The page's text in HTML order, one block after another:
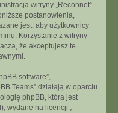
witryny „Reconnet”
postanowienia,
jest, aby użytkownicy
Korzystanie z witryny
że akceptujesz te
software”,
Teams” działają w oparciu
phpBB, która jest
wydane na licencji „